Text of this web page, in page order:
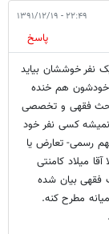
۲۲:۴۹ - ۱۳۹۱/۱۲/۱۹
پاسخ
نفر خوششان بیاید
خودشون هم خنده
فقهی و تخصصی
کسی نفر خود
رسمی- تعارض یا
میلاد کامنتی
فقهی بیان شده
مطرح کنه.